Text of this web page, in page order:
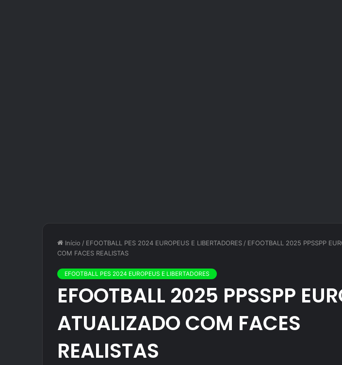
Início / EFOOTBALL PES 2024 EUROPEUS E LIBERTADORES / EFOOTBALL 2025 PPSSPP
COM FACES REALISTAS
EFOOTBALL PES 2024 EUROPEUS E LIBERTADORES
EFOOTBALL 2025 PPSSPP
ATUALIZADO COM FACES
REALISTAS